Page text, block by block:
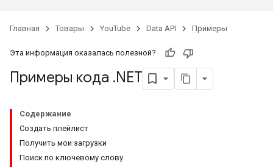
Главная Товары YouTube Data API Примеры
Эта информация оказалась полезной?
Примеры кода .NET
Содержание
Создать плейлист
Получить мои загрузки
Поиск по ключевому слову